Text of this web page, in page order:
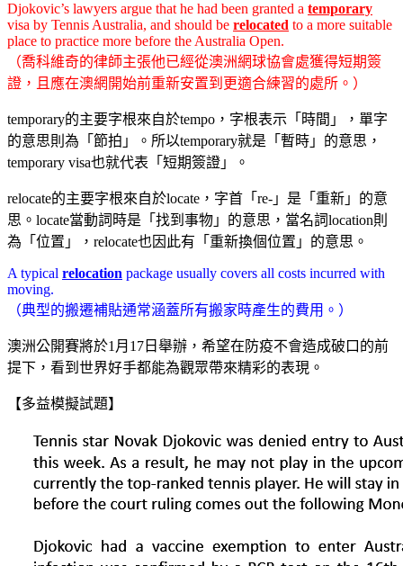
Djokovic’s lawyers argue that he had been granted a temporary
visa by Tennis Australia, and should be relocated to a more suitable
place to practice more before the Australia Open.
（喬科維奇的律師主張他已經從澳洲網球協會處獲得短期簽
證，且應在澳網開始前重新安置到更適合練習的處所。）
temporary的主要字根來自於tempo，字根表示「時間」，單字
的意思則為「節拍」。所以temporary就是「暫時」的意思，
temporary visa也就代表「短期簽證」。
relocate的主要字根來自於locate，字首「re-」是「重新」的意
思。locate當動詞時是「找到事物」的意思，當名詞location則
為「位置」，relocate也因此有「重新換個位置」的意思。
A typical relocation package usually covers all costs incurred with
moving.
（典型的搬遷補貼通常涵蓋所有搬家時產生的費用。）
澳洲公開賽將於1月17日舉辦，希望在防疫不會造成破口的前
提下，看到世界好手都能為觀眾帶來精彩的表現。
【多益模擬試題】